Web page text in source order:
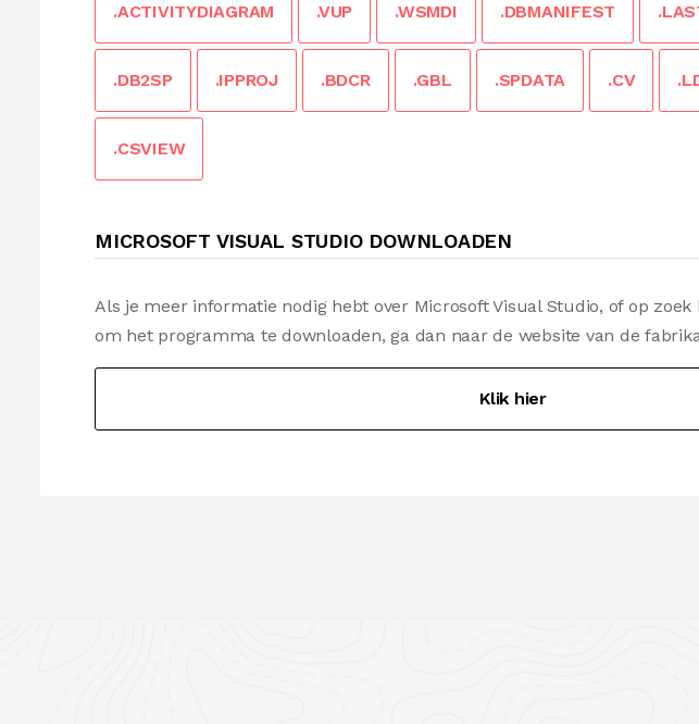
.ACTIVITYDIAGRAM .VUP .WSMDI .DBMANIFEST
.DB2SP .IPPROJ .BDCR .GBL .SPDATA .CV
.CSVIEW
MICROSOFT VISUAL STUDIO DOWNLOADEN
Als je meer informatie nodig hebt over Microsoft Visual Studio, of op
om het programma te downloaden, ga dan naar de website van de
Klik hier